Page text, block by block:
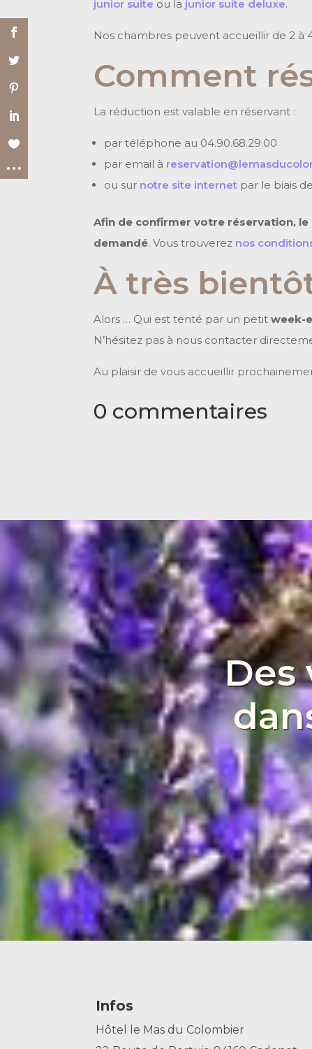
junior suite ou la junior suite deluxe.
Nos chambres peuvent accueillir de 2 à
Comment
La réduction est valable en réservant :
par téléphone au 04.90.68.29.00
par email à
ou sur notre site internet par le biais
Afin de confirmer votre réservation,
demandé. Vous trouverez nos
À très
Alors … Qui est tenté par un petitweek-
N’hésitez pas à nous contacter
Au plaisir de vous accueillir
0 commentaires
Des
Infos
Hôtel le Mas du Colombier